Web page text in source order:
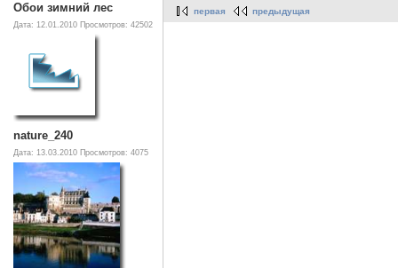
Обои зимний лес
Дата: 12.01.2010 Просмотров: 42502
nature_240
Дата: 13.03.2010 Просмотров: 4075
первая предыдущая